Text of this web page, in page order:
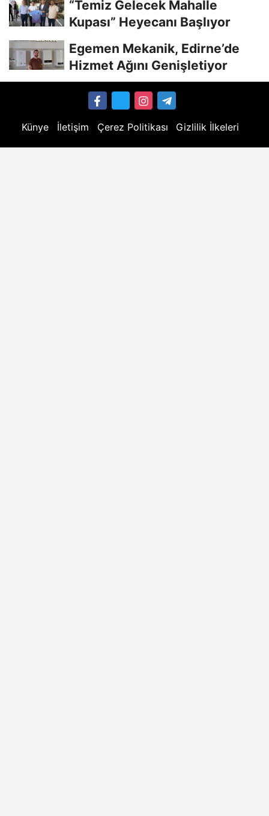
“Temiz Gelecek Mahalle
Kupası” Heyecanı Başlıyor
Egemen Mekanik, Edirne’de
Hizmet Ağını Genişletiyor
Künye İletişim Çerez Politikası Gizlilik İlkeleri